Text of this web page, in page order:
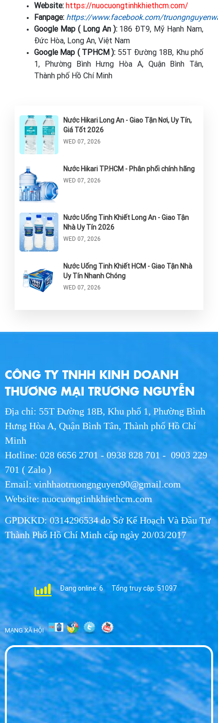
Website: https://nuocuongtinhkhiethcm.com/
Fanpage: https://www.facebook.com/
Google Map ( Long An ):186 ĐT9, Mỹ Hạnh Nam,
Đức Hòa, Long An, Việt Nam
Google Map ( TPHCM ): 55T Đường 18B, Khu phố
1, Phường Bình Hưng Hòa A, Quận Bình Tân,
Thành phố Hồ Chí Minh
Nước Hikari Long An - Giao Tận Nơi, Uy Tín,
Giá Tốt 2026
WED 07, 2026
Nước Hikari TP.HCM - Phân phối chính hãng
WED 07, 2026
Nước Uống Tinh Khiết Long An - Giao Tận
Nhà Uy Tín 2026
WED 07, 2026
Nước Uống Tinh Khiết HCM - Giao Tận Nhà
Uy Tín Nhanh Chóng
WED 07, 2026
Chi Tiết
Đại Lý Nước Hikari Uy Tín - Giao Nhanh Tận
Nơi TP.HCM & Long An
Nước Hikari 250ml - Nước Uống Cao Cấp
WED 07, 2026
Nước Tinh Khiết Hikari - Chất Lượng & Đáng
Tin Cậy 2026
WED 07, 2026
Nước khoáng đóng chai - trào lưu của lối
sống hiện đại25
MON 06, 2026
Nước khoáng Vĩnh Hảo và con bài
Krôngpha26
MON 06, 2026
Uống nước - quan trọng cần 'đủ và đúng'27
MON 06, 2026
CÔNG TY TNHH KINH DOANH
THƯƠNG MẠI TRƯƠNG NGUYỄN
Địa chỉ: 55T Đường 18B, Khu phố 1, Phường Bình
Hưng Hòa A, Quận Bình Tân, Thành phố Hồ Chí
Minh
Hotline: 028 6656 2701 - 0938 828 701 - 0903 229
701 ( Zalo )
Email: vinhhaotruongnguyen90@gmail.com
Website: nuocuongtinhkhiethcm.com
GPDKKD: 0314296534 do Sở Kế Hoạch Và Đầu Tư
Thành Phố Hồ Chí Minh cấp ngày 20/03/2017
Đang online: 6 Tổng truy cập: 51097
MẠNG XÃ HỘI